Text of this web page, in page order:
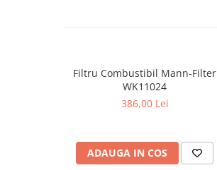
Filtru Combustibil Mann-Filter
WK11024
386,00 Lei
ADAUGA IN COS